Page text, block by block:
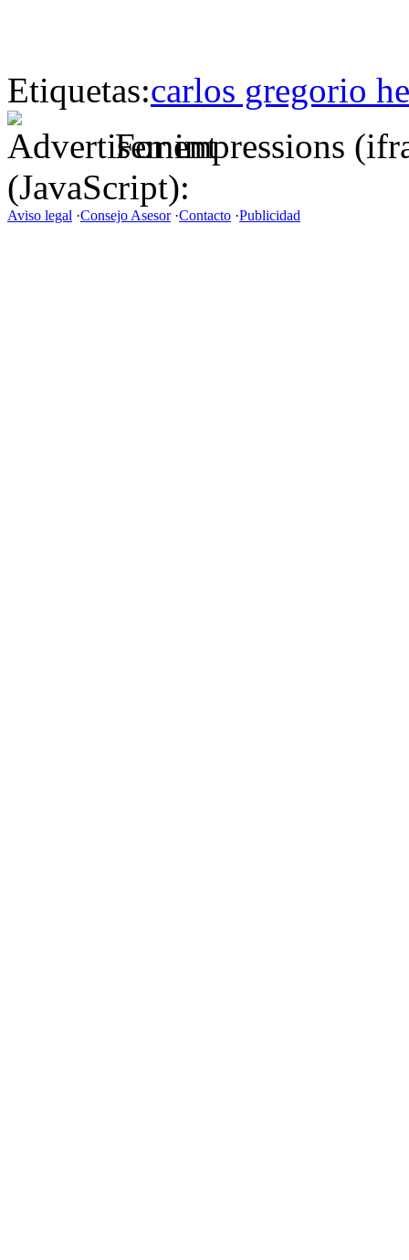
Etiquetas:carlos gregorio
For impressions
(JavaScript):
Aviso legal ·Consejo Asesor·Contacto ·Publicidad